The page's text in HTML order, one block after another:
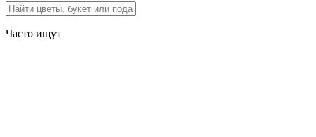
Часто ищут